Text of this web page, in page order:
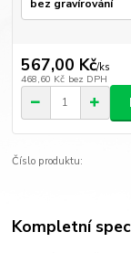
567,00 Kč/ks
468,60 Kč bez DPH
Číslo produktu:
Kompletní